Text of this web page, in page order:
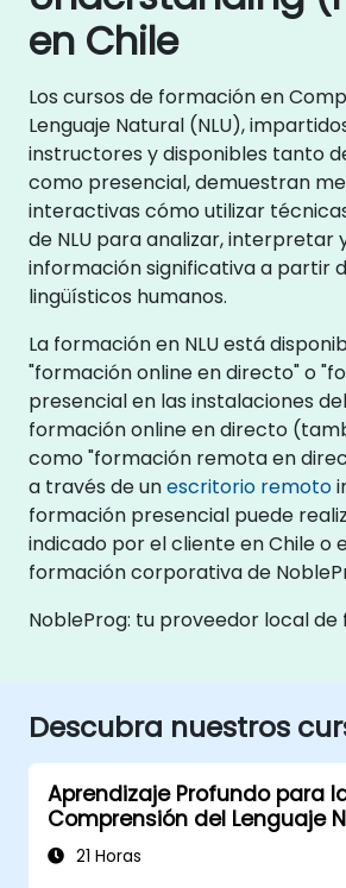
en Chile
Los cursos de formación en
Lenguaje Natural (NLU),
instructores y disponibles tanto
como presencial, demuestran
interactivas cómo utilizar
de NLU para analizar, interpretar
información significativa a partir
lingüísticos humanos.
La formación en NLU está
"formación online en directo" o
presencial en las instalaciones
formación online en directo
como "formación remota en
a través de unescritorio remoto
formación presencial puede
indicado por el cliente en Chile o
formación corporativa de
NobleProg: tu proveedor local
Descubra nuestros
Aprendizaje Profundo para
Comprensión del Lenguaje
Más allá de los modelos de
21 Horas